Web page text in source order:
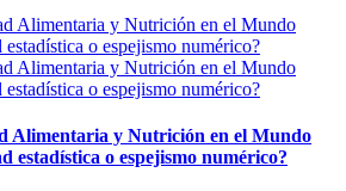
Alimentaria y Nutrición en el Mundo
estadística o espejismo numérico?